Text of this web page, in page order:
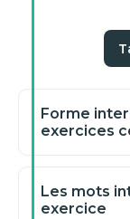
Forme
exercices
Les mots
exercice